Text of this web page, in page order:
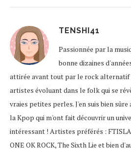
TENSHI41
Passionnée par la
bonne dizaines
attirée avant tout par le rock alternatif
artistes évoluant dans le folk qui se
vraies petites perles. J'en suis bien
la Kpop qui m'ont fait découvrir un
intéressant ! Artistes préférés :
ONE OK ROCK, The Sixth Lie et bien